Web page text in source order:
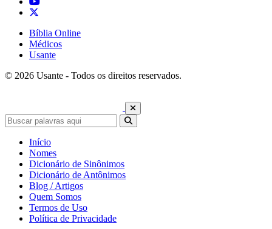
Bíblia Online
Médicos
Usante
© 2026 Usante - Todos os direitos reservados.
Início
Nomes
Dicionário de Sinônimos
Dicionário de Antônimos
Blog / Artigos
Quem Somos
Termos de Uso
Política de Privacidade